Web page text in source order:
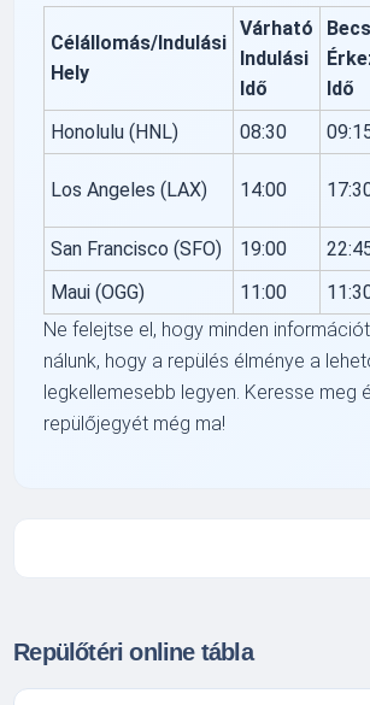
Célállomás/Indulási
Hely
Várható
Indulási
Idő
Idő
Honolulu (HNL) 08:30
Los Angeles (LAX) 14:00
San Francisco (SFO)
19:00
Maui (OGG)
11:00
Ne felejtse el, hogy minden
nálunk, hogy a repülés élménye a
legkellemesebb legyen. Keresse meg
repülőjegyét még ma!
Repülőtéri online tábla